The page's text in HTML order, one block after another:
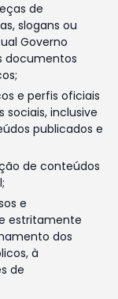
de
slogans ou
Governo
documentos
e perfis oficiais
sociais, inclusive
publicados e
de conteúdos
e
estritamente
dos
à
de